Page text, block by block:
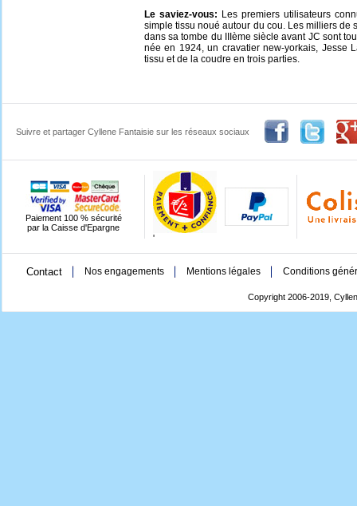
Le saviez-vous: Les premiers utilisateurs
simple tissu noué autour du cou. Les milliers
dans sa tombe du IIIème siècle avant JC sont
née en 1924, un cravatier new-yorkais, Jesse
tissu et de la coudre en trois parties.
Suivre et partager Cyllene Fantaisie sur les réseaux sociaux
Paiement 100 % sécurité
par la Caisse d'Epargne
'
Contact Nos engagements Mentions légales Conditions
Copyright 2006-2019,